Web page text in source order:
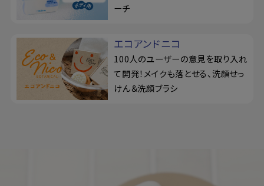
ーチ
エコアンドニコ
100人のユーザーの意見を取り入れ
て開発！メイクも落とせる、洗顔せっ
けん＆洗顔ブラシ